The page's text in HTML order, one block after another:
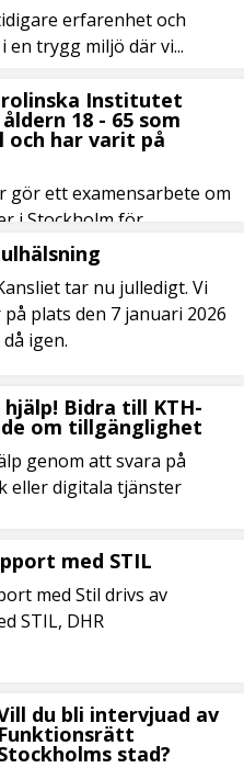
erfarenhet och
trygg miljö där vi...
Institutet
18 - 65 som
och har varit på
ett examensarbete om
i Stockholm för
tar nu julledigt. Vi
plats den 7 januari 2026
igen.
hjälp! Bidra till KTH-
om tillgänglighet
genom att svara på
eller digitala tjänster
med STIL
med Stil drivs av
STIL, DHR
du bli intervjuad av
Funktionsrätt
stad?